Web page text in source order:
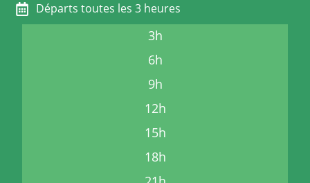
Départs toutes les 3 heures
3h
6h
9h
12h
15h
18h